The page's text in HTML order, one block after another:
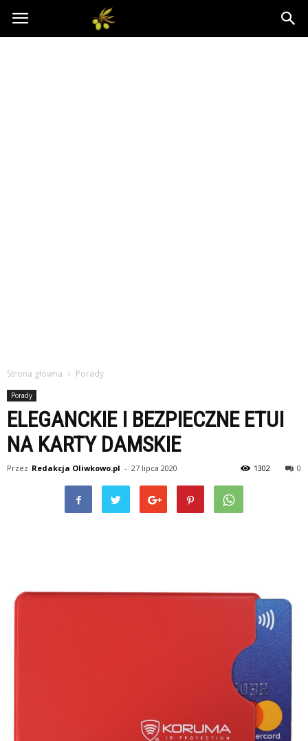
Oliwkowo.pl
Strona główna Porady
Porady
ELEGANCKIE I BEZPIECZNE ETUI
NA KARTY DAMSKIE
Przez Redakcja Oliwkowo.pl - 27 lipca 2020 0
1302